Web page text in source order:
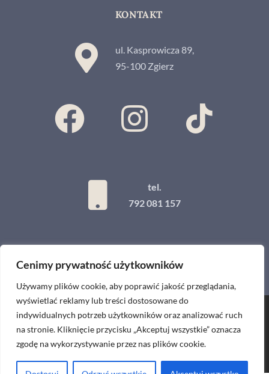
Cenimy prywatność użytkowników
Używamy plików cookie, aby poprawić jakość przeglądania,
wyświetlać reklamy lub treści dostosowane do
indywidualnych potrzeb użytkowników oraz analizować ruch
na stronie. Kliknięcie przycisku „Akceptuj wszystkie” oznacza
zgodę na wykorzystywanie przez nas plików cookie.
KONTAKT
ul. Kasprowicza 89,
95-100 Zgierz
tel.
792 081 157